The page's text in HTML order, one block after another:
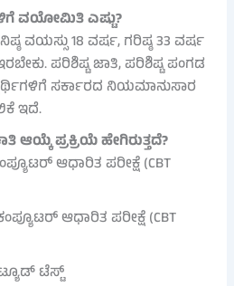
ವಯೋಮಿತಿ ಎಷ್ಟು?
ವಯಸ್ಸು 18 ವರ್ಷ, ಗರಿಷ್ಠ 33 ವರ್ಷ
ಇರಬೇಕು. ಪರಿಶಿಷ್ಟ ಜಾತಿ, ಪರಿಶಿಷ್ಟ ಪಂಗಡ
ಸರ್ಕಾರದ ನಿಯಮಾನುಸಾರ
ಇದೆ.
ಆಯ್ಕೆ ಪ್ರಕ್ರಿಯೆ ಹೇಗಿರುತ್ತದೆ?
ಆಧಾರಿತ ಪರೀಕ್ಷೆ (CBT
ಆಧಾರಿತ ಪರೀಕ್ಷೆ (CBT
ಟೆಸ್ಟ್